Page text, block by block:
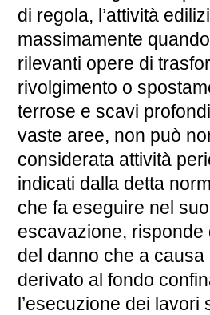
di regola, l’attività
massimamente
rilevanti opere di
rivolgimento o
terrose e scavi
vaste aree, non può
considerata attività
indicati dalla detta
che fa eseguire nel
escavazione, risponde
del danno che a causa
derivato al fondo
l’esecuzione dei lavori